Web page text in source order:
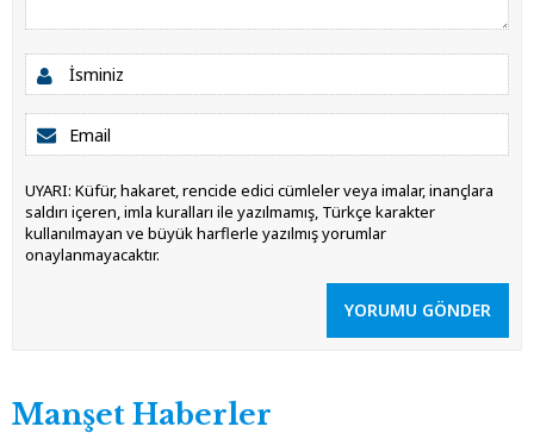
UYARI: Küfür, hakaret, rencide edici cümleler veya imalar, inançlara
saldırı içeren, imla kuralları ile yazılmamış, Türkçe karakter
kullanılmayan ve büyük harflerle yazılmış yorumlar
onaylanmayacaktır.
YORUMU GÖNDER
Manşet Haberler